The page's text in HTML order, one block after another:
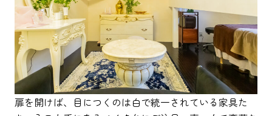
扉を開けば、目につくのは白で統一されている家具た